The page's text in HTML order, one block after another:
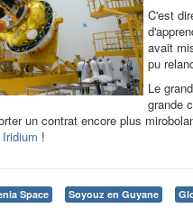
C'est
avait
pu
Le
grande
un contrat encore plus
Iridium !
Space Soyouz en Guyane